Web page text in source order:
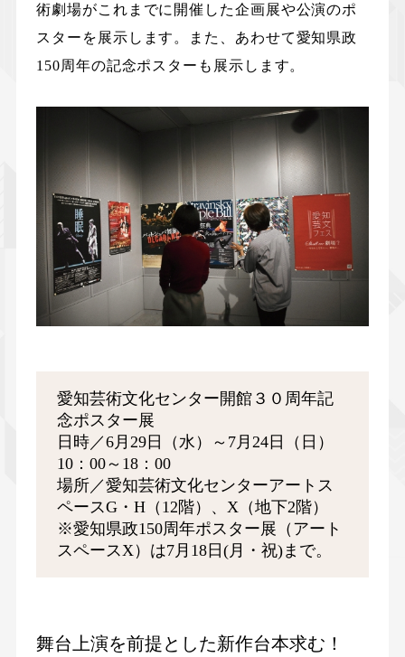
術劇場がこれまでに開催した企画展や公演のポ
スターを展示します。また、あわせて愛知県政
150周年の記念ポスターも展示します。
愛知芸術文化センター開館３０周年記
念ポスター展
日時／6月29日（水）～7月24日（日）
10：00～18：00
場所／愛知芸術文化センターアートス
ペースG・H（12階）、X（地下2階）
※愛知県政150周年ポスター展（アート
スペースX）は7月18日(月・祝)まで。
舞台上演を前提とした新作台本求む！